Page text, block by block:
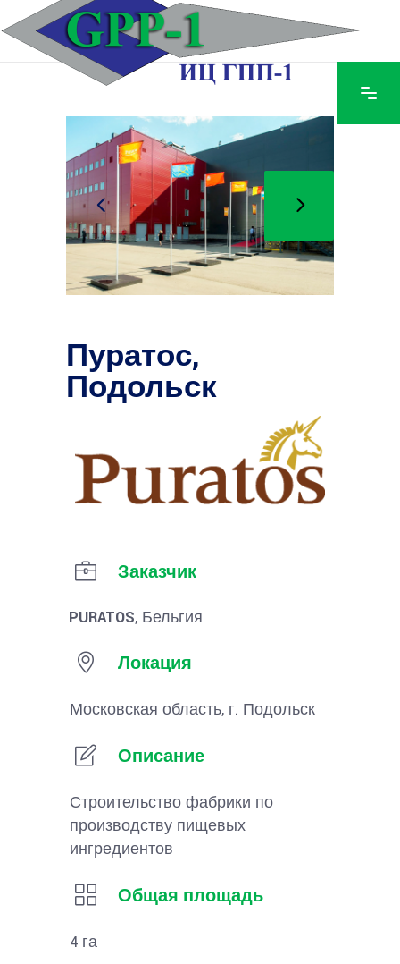
Пуратос,
Подольск
Заказчик
PURATOS, Бельгия
Локация
Московская область, г. Подольск
Описание
Строительство фабрики по
производству пищевых
ингредиентов
Общая площадь
4 га